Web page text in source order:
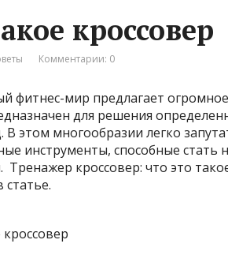
кроссовер
Комментарии: 0
фитнес-мир предлагает
для решения
этом многообразии легко
инструменты, способные
Тренажер кроссовер: что это
статье.